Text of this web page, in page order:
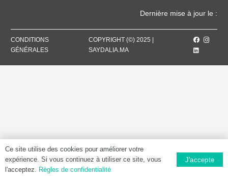
Dernière mise à jour le :
CONDITIONS
GÉNÉRALES
COPYRIGHT (©) 2025 |
SAYDALIA.MA
Ce site utilise des cookies pour améliorer votre
expérience. Si vous continuez à utiliser ce site, vous
l'acceptez. Règles de confidentialité
J'accepte